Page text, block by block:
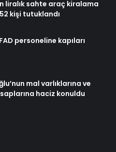
liralık sahte araç kiralama
kişi tutuklandı
personeline kapıları
mal varlıklarına ve
haciz konuldu